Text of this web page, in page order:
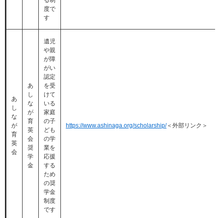
度で
す
あ
し
な
が
育
英
会
あ
し
な
が
育
英
会
奨
学
金
遺児
や親
が障
がい
認定
を受
けて
いる
家庭
の子
ども
の学
業を
応援
する
ため
の奨
学金
制度
です
https://www.ashinaga.org/scholarship/＜外部リンク＞